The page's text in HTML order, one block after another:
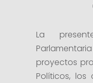
La
proyectos
Políticos, los